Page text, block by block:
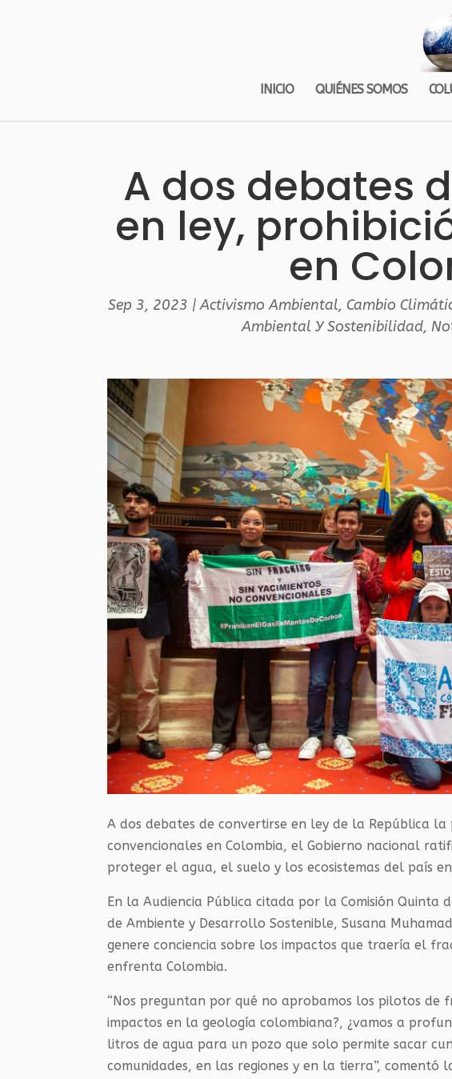
INICIO QUIÉNES SOMOS
A dos debates
en ley,
en
Sep 3, 2023 |Activismo Ambiental, Cambio
Ambiental Y Sostenibilidad,
A dos debates de convertirse en ley de la República
convencionales en Colombia, el Gobierno nacional
proteger el agua, el suelo y los ecosistemas del país
En la Audiencia Pública citada por la Comisión Quinta
de Ambiente y Desarrollo Sostenible, Susana
genere conciencia sobre los impactos que traería el
enfrenta Colombia.
“Nos preguntan por qué no aprobamos los pilotos de
impactos en la geología colombiana?, ¿vamos a
litros de agua para un pozo que solo permite sacar
comunidades, en las regiones y en la tierra”, comentó